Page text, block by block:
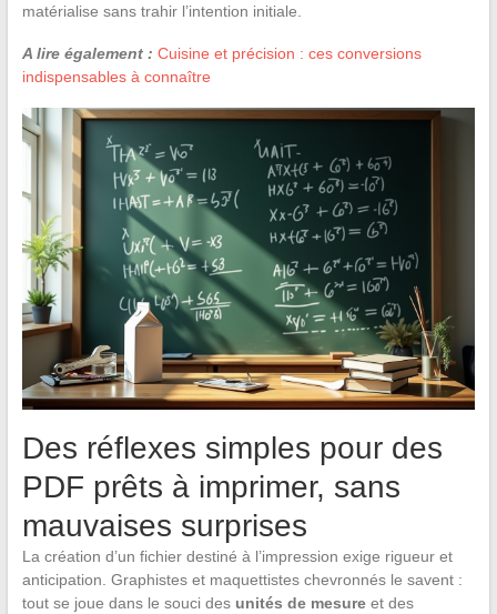
matérialise sans trahir l’intention initiale.
A lire également : Cuisine et précision : ces conversions
indispensables à connaître
Des réflexes simples pour des
PDF prêts à imprimer, sans
mauvaises surprises
La création d’un fichier destiné à l’impression exige rigueur et
anticipation. Graphistes et maquettistes chevronnés le savent :
tout se joue dans le souci des unités de mesureet des